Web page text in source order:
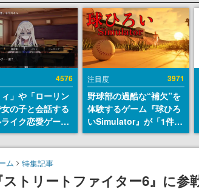
4576
ィ」や「ローリン
の子と会話する
イク恋愛ゲーム
さんはソウルラ
料公開。返事に
ると「YOU
注目度 3971
野球部の過酷な“補欠”を
体験するゲーム『球ひろ
いSimulator』が「1件」
のウィッシュリストをも
とにチェコ語に対応し
ダム・カム』開発元やチ
ェコのプロ野球選手から
ム 特集記事
ストリートファイター6』に